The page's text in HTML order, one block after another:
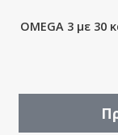
OMEGA 3 με 30